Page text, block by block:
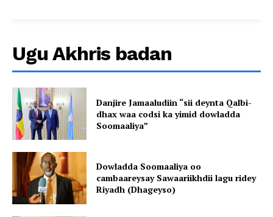
Ugu Akhris badan
Danjire Jamaaludiin “sii deynta Qalbi-
dhax waa codsi ka yimid dowladda
Soomaaliya”
Dowladda Soomaaliya oo
cambaareysay Sawaariikhdii lagu ridey
Riyadh (Dhageyso)